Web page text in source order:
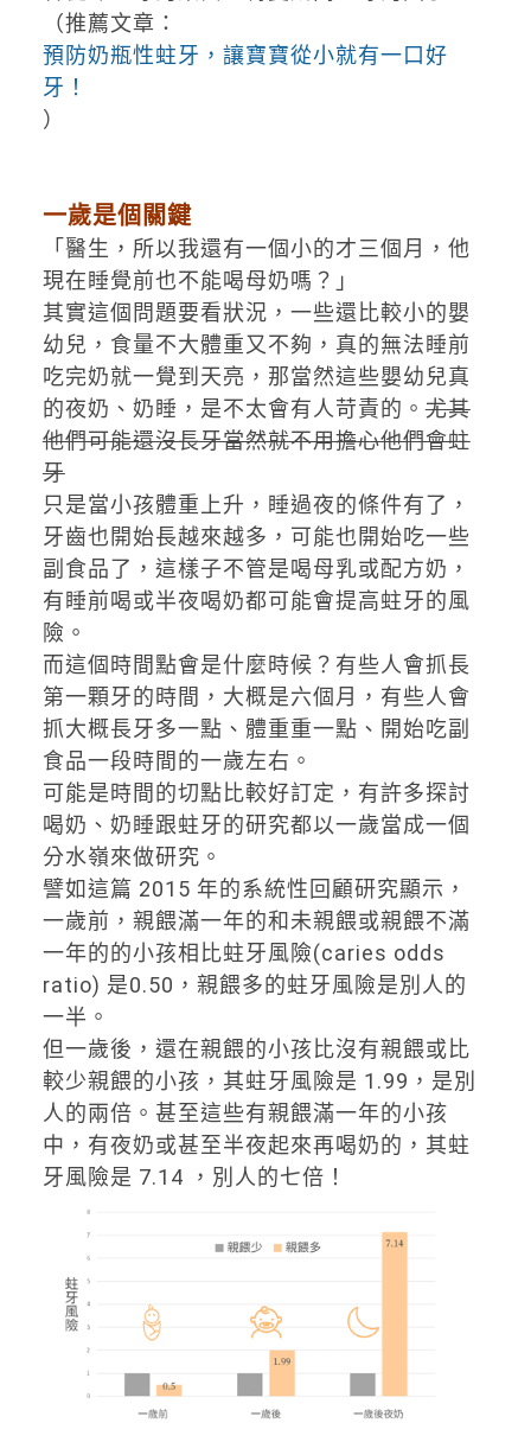
（推薦文章：
預防奶瓶性蛀牙，讓寶寶從小就有一口好
牙！
）
一歲是個關鍵
「醫生，所以我還有一個小的才三個月，他
現在睡覺前也不能喝母奶嗎？」
其實這個問題要看狀況，一些還比較小的嬰
幼兒，食量不大體重又不夠，真的無法睡前
吃完奶就一覺到天亮，那當然這些嬰幼兒真
的夜奶、奶睡，是不太會有人苛責的。尤其
他們可能還沒長牙當然就不用擔心他們會蛀
牙
只是當小孩體重上升，睡過夜的條件有了，
牙齒也開始長越來越多，可能也開始吃一些
副食品了，這樣子不管是喝母乳或配方奶，
有睡前喝或半夜喝奶都可能會提高蛀牙的風
險。
而這個時間點會是什麼時候？有些人會抓長
第一顆牙的時間，大概是六個月，有些人會
抓大概長牙多一點、體重重一點、開始吃副
食品一段時間的一歲左右。
可能是時間的切點比較好訂定，有許多探討
喝奶、奶睡跟蛀牙的研究都以一歲當成一個
分水嶺來做研究。
譬如這篇 2015 年的系統性回顧研究顯示，
一歲前，親餵滿一年的和未親餵或親餵不滿
一年的的小孩相比蛀牙風險(caries odds
ratio) 是0.50，親餵多的蛀牙風險是別人的
一半。
但一歲後，還在親餵的小孩比沒有親餵或比
較少親餵的小孩，其蛀牙風險是 1.99，是別
人的兩倍。甚至這些有親餵滿一年的小孩
中，有夜奶或甚至半夜起來再喝奶的，其蛀
牙風險是 7.14 ，別人的七倍！